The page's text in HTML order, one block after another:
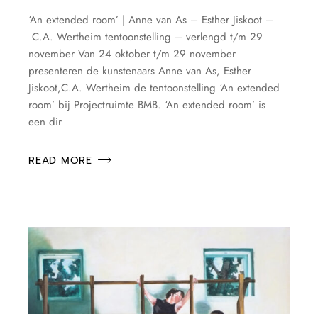
‘An extended room’ | Anne van As – Esther Jiskoot –
C.A. Wertheim tentoonstelling – verlengd t/m 29
november Van 24 oktober t/m 29 november
presenteren de kunstenaars Anne van As, Esther
Jiskoot,C.A. Wertheim de tentoonstelling ‘An extended
room’ bij Projectruimte BMB. ‘An extended room’ is
een dir
READ MORE